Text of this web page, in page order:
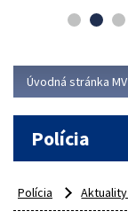
Rastislav
Úvodná stránka MV
Polícia
Polícia